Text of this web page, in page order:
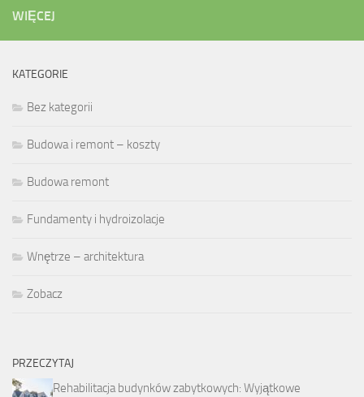
WIĘCEJ
KATEGORIE
Bez kategorii
Budowa i remont – koszty
Budowa remont
Fundamenty i hydroizolacje
Wnętrze – architektura
Zobacz
PRZECZYTAJ
Rehabilitacja budynków zabytkowych: Wyjątkowe